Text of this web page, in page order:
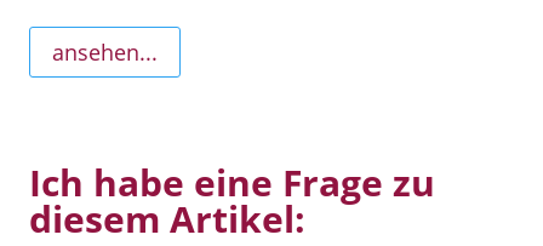
ansehen...
Ich habe eine Frage zu
diesem Artikel: